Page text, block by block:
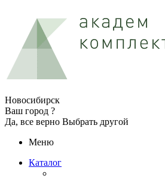
Новосибирск
Ваш город ?
Да, все верно Выбрать другой
Меню
Каталог